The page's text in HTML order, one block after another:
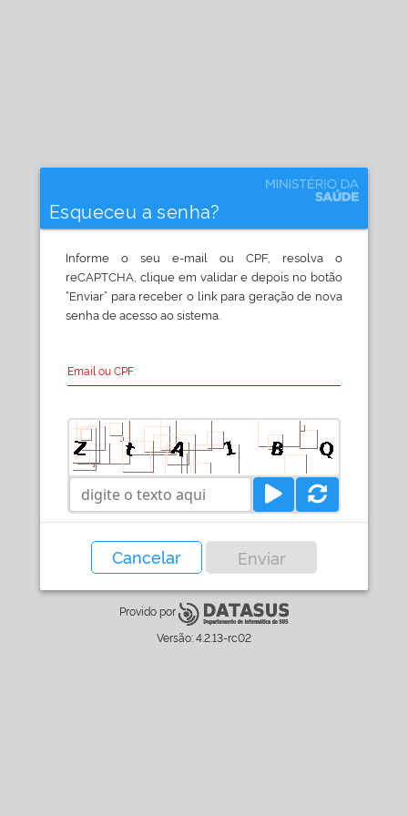
Esqueceu a senha?
Informe o seu e-mail ou CPF, resolva o
reCAPTCHA, clique em validar e depois no botão
“Enviar” para receber o link para geração de nova
senha de acesso ao sistema.
Email ou CPF:
Cancelar Enviar
Provido por
Versão:4.2.13-rc02